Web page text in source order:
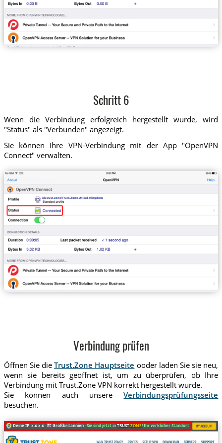
Schritt 6
Wenn die Verbindung erfolgreich hergestellt wurde, wird
"Status" als "Verbunden" angezeigt.
Sie können Ihre VPN-Verbindung mit der App "OpenVPN
Connect" verwalten.
uk.trust.zone/Trust.Zone-United-Kingdom
Verbindung prüfen
Öffnen Sie dieTrust.Zone Hauptseite ooder laden Sie sie neu,
wenn sie bereits geöffnet ist, um zu überprüfen, ob Ihre
Verbindung mit Trust.Zone VPN korrekt hergestellt wurde.
Sie können auch unsereVerbindungsprüfungsseite
besuchen.
Deine IP: x.x.x.x · Großbritannien ·Sie sind jetzt inTRUST.ZONE! Ihr wirklicher Standort ist versteckt!